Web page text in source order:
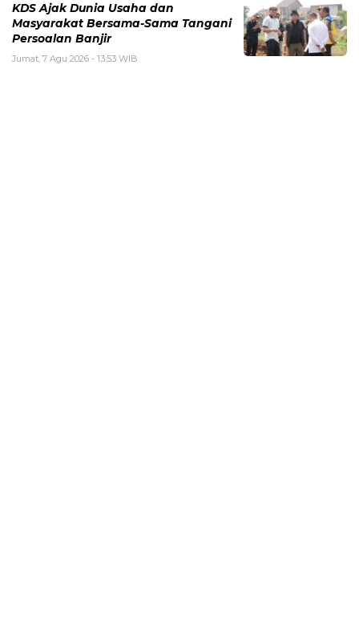
KDS Ajak Dunia Usaha dan
Masyarakat Bersama-Sama Tangani
Persoalan Banjir
Jumat, 7 Agu 2026 - 13:53 WIB